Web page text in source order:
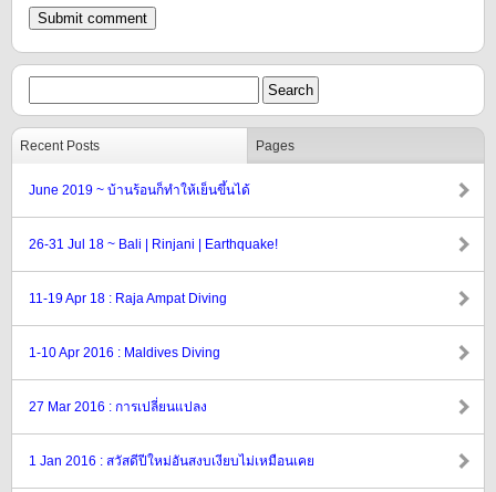
Recent Posts Pages
June 2019 ~ บ้านร้อนก็ทำให้เย็นขึ้นได้
26-31 Jul 18 ~ Bali | Rinjani | Earthquake!
11-19 Apr 18 : Raja Ampat Diving
1-10 Apr 2016 : Maldives Diving
27 Mar 2016 : การเปลี่ยนแปลง
1 Jan 2016 : สวัสดีปีใหม่อันสงบเงียบไม่เหมือนเคย